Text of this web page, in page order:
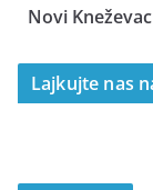
Novi
Lajkujte nas